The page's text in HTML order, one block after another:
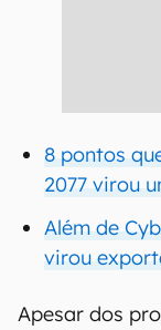
8 pontos
2077 virou
Além de
virou
Apesar dos